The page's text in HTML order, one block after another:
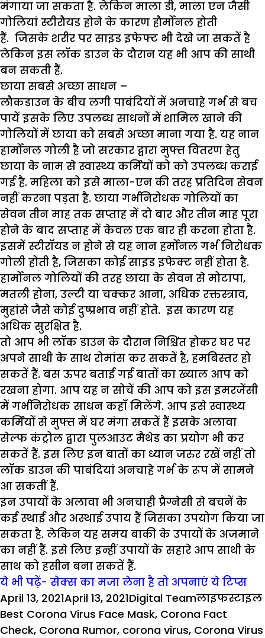
मंगाया जा सकता है. लेकिन माला डी, माला एन जैसी
गोलियां स्टीरौयड होने के कारण हौर्मोनल होती
हैं. जिसके शरीर पर साइड इफेफ्ट भी देखे जा सकतें है
लेकिन इस लॉक डाउन के दौरान यह भी आप की साथी
बन सकती हैं.
छाया सबसे अच्छा साधन –
लौकडाउन के बीच लगी पाबंदियों में अनचाहे गर्भ से बच
पायें इसके लिए उपलब्ध साधनों में शामिल खाने की
गोलियों में छाया को सबसे अच्छा माना गया है. यह नान
हार्मोनल गोली है जो सरकार द्वारा मुफ्त वितरण हेतु
छाया के नाम से स्वास्थ्य कर्मियों को को उपलब्ध कराई
गई है. महिला को इसे माला-एन की तरह प्रतिदिन सेवन
नहीं करना पड़ता है. छाया गर्भनिरोधक गोलियों का
सेवन तीन माह तक सप्ताह में दो बार और तीन माह पूरा
होने के बाद सप्ताह में केवल एक बार ही करना होता है.
इसमें स्टीरॉयड न होने से यह नान हर्मोनल गर्भ निरोधक
गोली होती है, जिसका कोई साइड इफेक्ट नहीं होता है.
हार्मोनल गोलियों की तरह छाया के सेवन से मोटापा,
मतली होना, उल्टी या चक्कर आना, अधिक रक्तस्त्राव,
मुहांसे जैसे कोई दुष्प्रभाव नहीं होते. इस कारण यह
अधिक सुरक्षित है.
तो आप भी लॉक डाउन के दौरान निश्चिंत होकर घर पर
अपने साथी के साथ रोमांस कर सकतें है, हमबिस्तर हो
सकतें हैं. बस ऊपर बताई गई बातों का ख्याल आप को
रखना होगा. आप यह न सोचें की आप को इस इमरजेंसी
में गर्भनिरोधक साधन कहाँ मिलेंगे. आप इसे स्वास्थ्य
कर्मियों से मुफ्त में घर मंगा सकतें हैं इसके अलावा
सेल्फ कंट्रोल द्वारा पुलआउट मैथेड का प्रयोग भी कर
सकतें हैं. इस लिए इन बातों का ध्यान जरुर रखें नहीं तो
लॉक डाउन की पाबंदियां अनचाहे गर्भ के रूप में सामने
आ सकतीं हैं.
इन उपायों के अलावा भी अनचाही प्रैग्नेसी से बचनें के
कई स्थाई और अस्थाई उपाय हैं जिसका उपयोग किया जा
सकता है. लेकिन यह समय बाकी के उपायों के अजमाने
का नहीं हैं. इसे लिए इन्हीं उपायों के सहारे आप साथी के
साथ को हसीन बना सकतें हैं.
ये भी पढ़ें- सेक्स का मजा लेना है तो अपनाएं ये टिप्स
Posted
on
April 13, 2021April 13, 2021Author
Digital TeamCategories
लाइफस्टाइल
Best Corona Virus Face Mask, Corona Fact
Check, Corona Rumor, corona virus, Corona Virus